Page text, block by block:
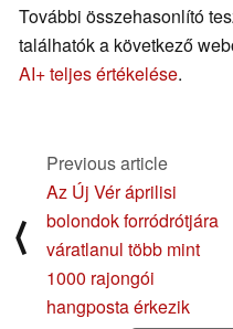
További összehasonlító
találhatók a következő
AI+ teljes értékelése.
⟨
Previous article
Az Új Vér áprilisi
bolondok forródrótjára
váratlanul több mint
1000 rajongói
hangposta érkezik